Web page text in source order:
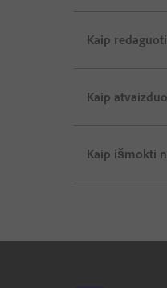
Kaip
Kaip
Kaip išmokti